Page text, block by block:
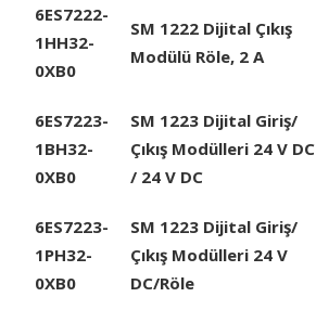
6ES7222-
1HH32-
0XB0
SM 1222 Dijital Çıkış
Modülü Röle, 2 A
6ES7223-
1BH32-
0XB0
SM 1223 Dijital Giriş/
Çıkış Modülleri 24 V DC
/ 24 V DC
6ES7223-
1PH32-
0XB0
SM 1223 Dijital Giriş/
Çıkış Modülleri 24 V
DC/Röle